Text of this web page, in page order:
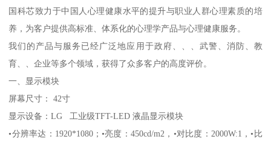
国科芯致力于中国人心理健康水平的提升与职业人群心理素质的培
养，为客户提供高标准、体系化的心理学产品与心理健康服务。
我们的产品与服务已经广泛地应用于政府、、、武警、消防、教
育、、企业等多个领域，获得了众多客户的高度评价。
一、显示模块
屏幕尺寸： 42寸
显示设备：LG 工业级TFT-LED 液晶显示模块
•分辨率达：1920*1080；•亮度：450cd/m2，•对比度：2000W:1，•比